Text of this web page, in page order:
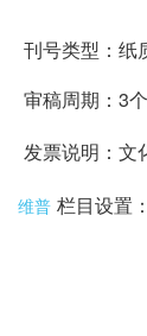
刊号类型：纸
审稿周期：3
发票说明：文
维普 栏目设置